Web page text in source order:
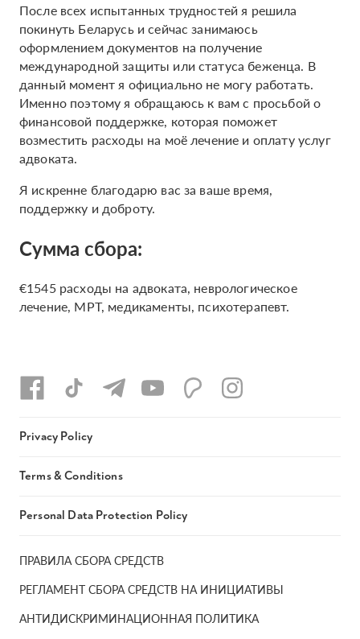
После всех испытанных трудностей я решила
покинуть Беларусь и сейчас занимаюсь
оформлением документов на получение
международной защиты или статуса беженца. В
данный момент я официально не могу работать.
Именно поэтому я обращаюсь к вам с просьбой о
финансовой поддержке, которая поможет
возместить расходы на моё лечение и оплату услуг
адвоката.
Я искренне благодарю вас за ваше время,
поддержку и доброту.
Сумма сбора:
€1545 расходы на адвоката, неврологическое
лечение, МРТ, медикаменты, психотерапевт.
ПРАВИЛА СБОРА СРЕДСТВ
РЕГЛАМЕНТ СБОРА СРЕДСТВ НА ИНИЦИАТИВЫ
АНТИДИСКРИМИНАЦИОННАЯ ПОЛИТИКА
Privacy Policy
Terms & Conditions
Personal Data Protection Policy